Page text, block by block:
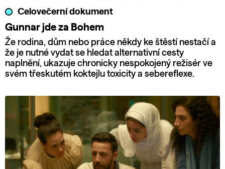
Celovečerní dokument
Gunnar jde za Bohem
Že rodina, dům nebo práce někdy ke štěstí nestačí a
že je nutné vydat se hledat alternativní cesty
naplnění, ukazuje chronicky nespokojený režisér ve
svém třeskutém koktejlu toxicity a sebereflexe.